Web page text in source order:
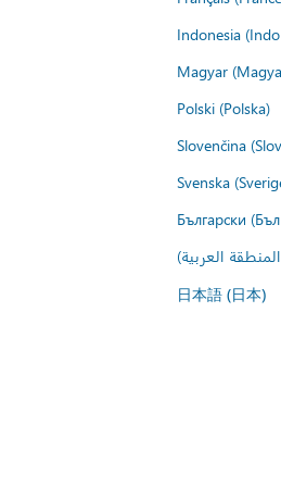
Indonesia
Magyar
Polski (Polska)
Slovenčina
Svenska
Български
العربية)
日本語 (日本)